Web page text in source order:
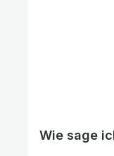
Wie sage